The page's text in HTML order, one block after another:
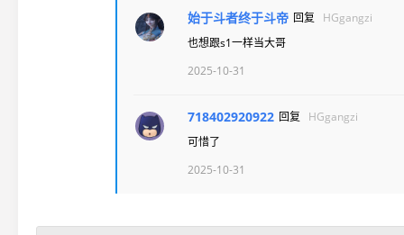
始于斗者终于斗帝 回复
HGgangzi
也想跟s1一样当大哥
2025-10-31
718402920922 回复
HGgangzi
可惜了
2025-10-31